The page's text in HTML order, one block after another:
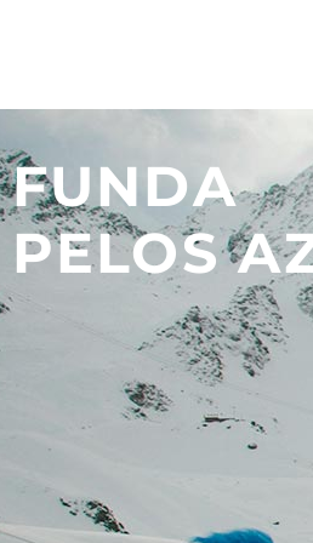
FUNDA
PELOS